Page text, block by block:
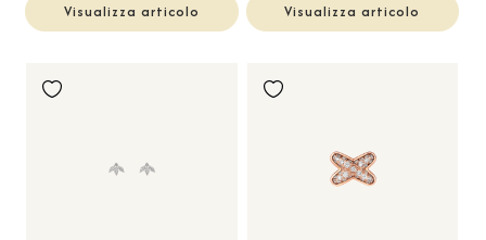
Visualizza articolo
Visualizza articolo